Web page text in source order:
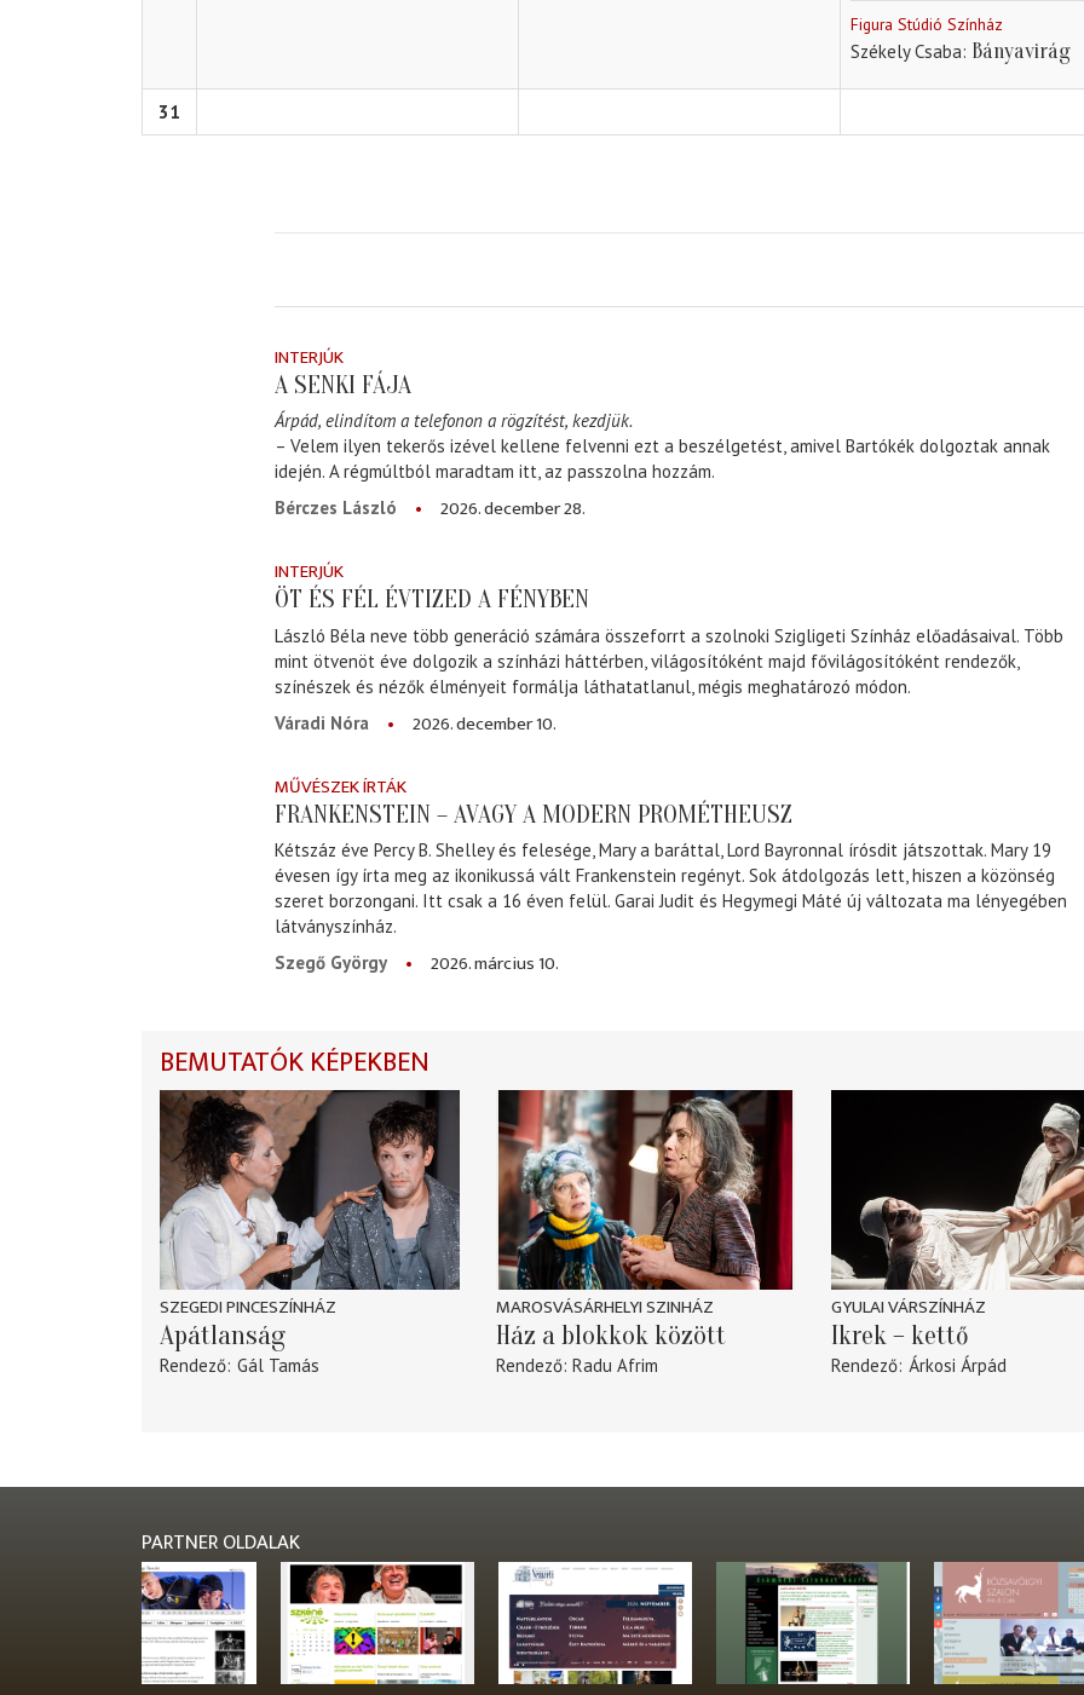
Figura Stúdió Színház
Székely Csaba Bányavirág
31
INTERJÚK
A SENKI FÁJA
Árpád, elindítom a telefonon a rögzítést, kezdjük.
– Velem ilyen tekerős izével kellene felvenni ezt a beszélgetést, amivel Bartókék dolgoztak annak
idején. A régmúltból maradtam itt, az passzolna hozzám.
Bérczes László
2026. december 28.
INTERJÚK
ÖT ÉS FÉL ÉVTIZED A FÉNYBEN
László Béla neve több generáció számára összeforrt a szolnoki Szigligeti Színház előadásaival. Több
mint ötvenöt éve dolgozik a színházi háttérben, világosítóként majd fővilágosítóként rendezők,
színészek és nézők élményeit formálja láthatatlanul, mégis meghatározó módon.
Váradi Nóra
2026. december 10.
MŰVÉSZEK ÍRTÁK
FRANKENSTEIN – AVAGY A MODERN PROMÉTHEUSZ
Kétszáz éve Percy B. Shelley és felesége, Mary a baráttal, Lord Bayronnal írósdit játszottak. Mary 19
évesen így írta meg az ikonikussá vált Frankenstein regényt. Sok átdolgozás lett, hiszen a közönség
szeret borzongani. Itt csak a 16 éven felül. Garai Judit és Hegymegi Máté új változata ma lényegében
látványszínház.
Szegő György
2026. március 10.
BEMUTATÓK KÉPEKBEN
SZEGEDI PINCESZÍNHÁZ
Apátlanság
Rendező Gál Tamás
MAROSVÁSÁRHELYI SZINHÁZ
Ház a blokkok között
Rendező Radu Afrim
GYULAI VÁRSZÍNHÁZ
Ikrek – kettő
Rendező Árkosi Árpád
PARTNER OLDALAK